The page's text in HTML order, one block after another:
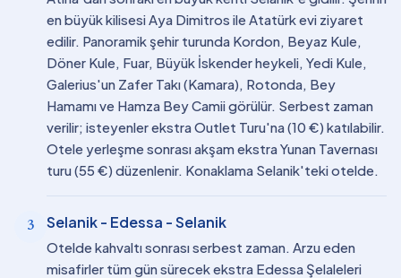
en büyük kilisesi Aya Dimitros ile Atatürk evi ziyaret
edilir. Panoramik şehir turunda Kordon, Beyaz Kule,
Döner Kule, Fuar, Büyük İskender heykeli, Yedi Kule,
Galerius'un Zafer Takı (Kamara), Rotonda, Bey
Hamamı ve Hamza Bey Camii görülür. Serbest zaman
verilir; isteyenler ekstra Outlet Turu'na (10 €) katılabilir.
Otele yerleşme sonrası akşam ekstra Yunan Tavernası
turu (55 €) düzenlenir. Konaklama Selanik'teki otelde.
3 Selanik - Edessa - Selanik
Otelde kahvaltı sonrası serbest zaman. Arzu eden
misafirler tüm gün sürecek ekstra Edessa Şelaleleri